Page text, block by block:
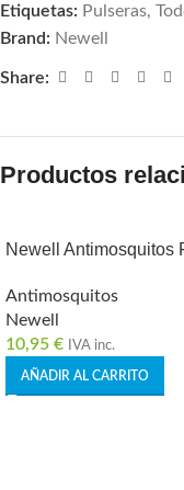
Etiquetas: Pulseras,
Brand: Newell
Share:
Productos
Newell Antimosquitos
Antimosquitos
Newell
10,95 € IVA inc.
AÑADIR AL CARRITO